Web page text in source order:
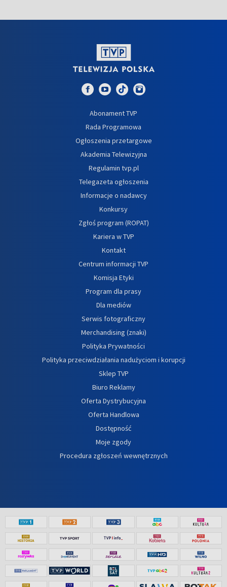
Abonament TVP
Rada Programowa
Ogłoszenia przetargowe
Akademia Telewizyjna
Regulamin tvp.pl
Telegazeta ogłoszenia
Informacje o nadawcy
Konkursy
Zgłoś program (ROPAT)
Kariera w TVP
Kontakt
Centrum informacji TVP
Komisja Etyki
Program dla prasy
Dla mediów
Serwis fotograficzny
Merchandising (znaki)
Polityka Prywatności
Polityka przeciwdziałania nadużyciom i korupcji
Sklep TVP
Biuro Reklamy
Oferta Dystrybucyjna
Oferta Handlowa
Dostępność
Moje zgody
Procedura zgłoszeń wewnętrznych